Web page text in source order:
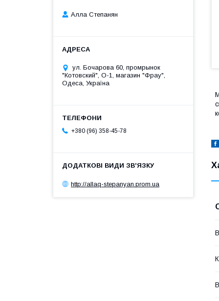
Алла Степанян
ул. Бочарова 60, промрынок
"Котовский", О-1, магазин "Фрау",
Одеса, Україна
+380 (96) 358-45-78
http://allaq-stepanyan.prom.ua